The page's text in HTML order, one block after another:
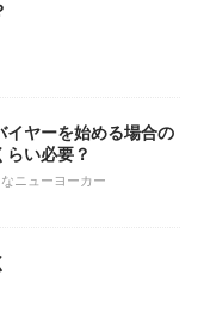
イヤーを始める場合の
らい必要？
ニューヨーカー